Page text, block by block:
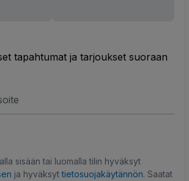
tapahtumat ja tarjoukset suoraan
sisään tai luomalla tilin hyväksyt
ja hyväksyttietosuojakäytännön. Saatat